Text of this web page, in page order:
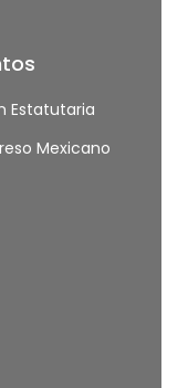
Estatutaria
Mexicano